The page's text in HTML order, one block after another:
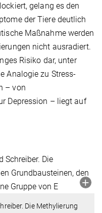
gelang es den
der Tiere deutlich
Maßnahme werden
nicht ausradiert.
Risiko dar, unter
Analogie zu Stress-
– von
Depression – liegt auf
Die Methylierung